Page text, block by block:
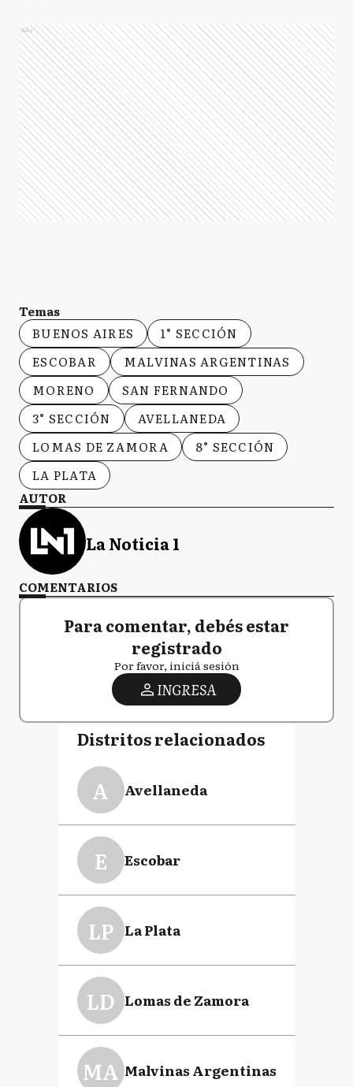
Ads
Temas
BUENOS AIRES
1° SECCIÓN
ESCOBAR
MALVINAS ARGENTINAS
MORENO
SAN FERNANDO
3° SECCIÓN
AVELLANEDA
LOMAS DE ZAMORA
8° SECCIÓN
LA PLATA
AUTOR
La Noticia 1
COMENTARIOS
Para comentar, debés estar
registrado
Por favor, iniciá sesión
INGRESA
Distritos relacionados
A Avellaneda
E Escobar
LP La Plata
LD Lomas de Zamora
MA Malvinas Argentinas